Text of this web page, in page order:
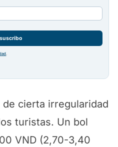
cierta irregularidad
turistas. Un bol
VND (2,70-3,40